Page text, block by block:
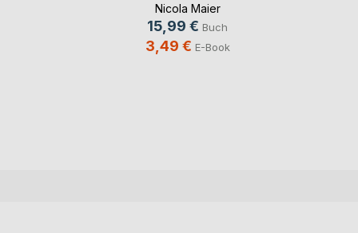
Nicola Maier
15,99 € Buch
3,49 € E-Book